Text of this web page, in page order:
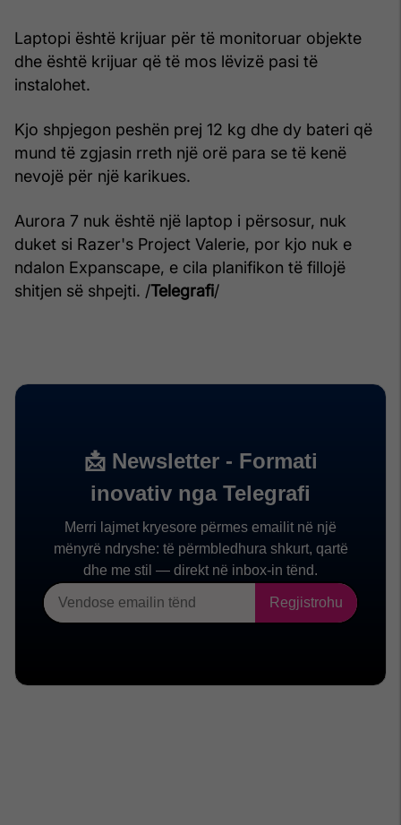
Laptopi është krijuar për të monitoruar objekte
dhe është krijuar që të mos lëvizë pasi të
instalohet.
Kjo shpjegon peshën prej 12 kg dhe dy bateri që
mund të zgjasin rreth një orë para se të kenë
nevojë për një karikues.
Aurora 7 nuk është një laptop i përsosur, nuk
duket si Razer's Project Valerie, por kjo nuk e
ndalon Expanscape, e cila planifikon të fillojë
shitjen së shpejti. /Telegrafi/